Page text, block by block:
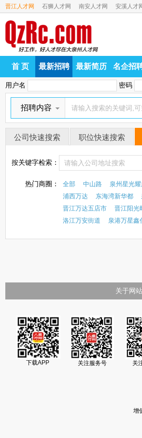
晋江人才网 石狮人才网 南安人才网 安溪人才
首 页 最新招聘 最新简历 名企招
用户名 密码
招聘内容
公司快速搜索 职位快速搜索
按关键字检索：
热门商圈： 全部 中山路 泉州星光
浦西万达
东海湾新华都
晋江万达五店市
晋江阳光
洛江万安街道
泉港万星鑫
关于网站
下载APP 关注服务号 关
增